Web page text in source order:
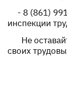
- 8 (861)
инспекции
Не
своих